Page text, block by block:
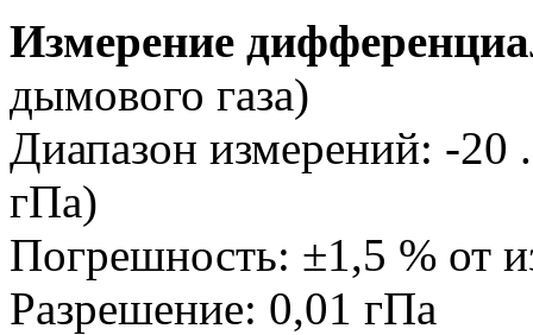
Измерение
дымового газа)
Диапазон измерений: -
гПа)
Погрешность: ±1,5 % от
Разрешение: 0,01 гПа